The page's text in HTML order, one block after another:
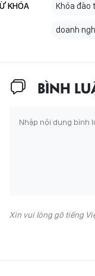
KHÓA Khóa đào
doanh
BÌNH
Xin vui lòng gõ tiếng